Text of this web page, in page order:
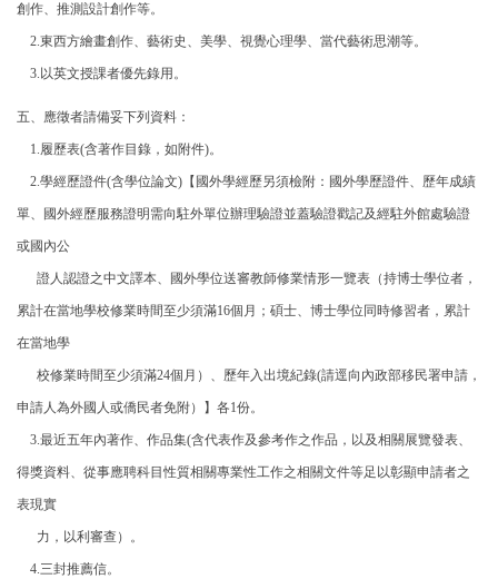
創作、推測設計創作等。
2.東西方繪畫創作、藝術史、美學、視覺心理學、當代藝術思潮等。
3.以英文授課者優先錄用。
五、應徵者請備妥下列資料：
1.履歷表(含著作目錄，如附件)。
2.學經歷證件(含學位論文)【國外學經歷另須檢附：國外學歷證件、歷年成績
單、國外經歷服務證明需向駐外單位辦理驗證並蓋驗證戳記及經駐外館處驗證
或國內公
證人認證之中文譯本、國外學位送審教師修業情形一覽表（持博士學位者，
累計在當地學校修業時間至少須滿16個月；碩士、博士學位同時修習者，累計
在當地學
校修業時間至少須滿24個月）、歷年入出境紀錄(請逕向內政部移民署申請，
申請人為外國人或僑民者免附）】各1份。
3.最近五年內著作、作品集(含代表作及參考作之作品，以及相關展覽發表、
得獎資料、從事應聘科目性質相關專業性工作之相關文件等足以彰顯申請者之
表現實
力，以利審查）。
4.三封推薦信。